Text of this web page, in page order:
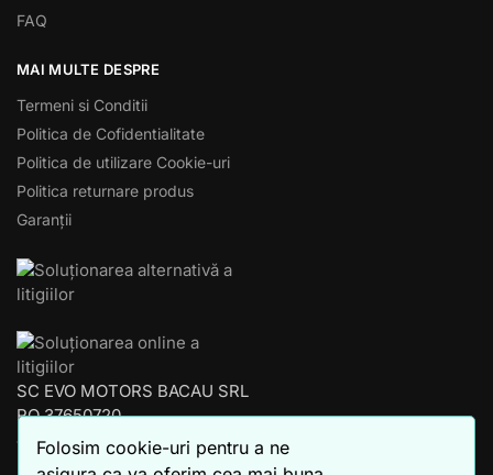
Folosim cookie-uri pentru a ne
FAQ
MAI MULTE DESPRE
Termeni si Conditii
Politica de Cofidentialitate
Politica de utilizare Cookie-uri
Politica returnare produs
Garanții
SC EVO MOTORS BACAU SRL
RO 37650720
J04/853/2017
BACAU – ROMANIA